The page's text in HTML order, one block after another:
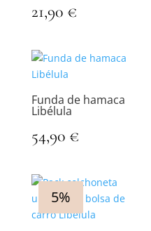
21,90 €
Funda de hamaca
Libélula
54,90 €
5%